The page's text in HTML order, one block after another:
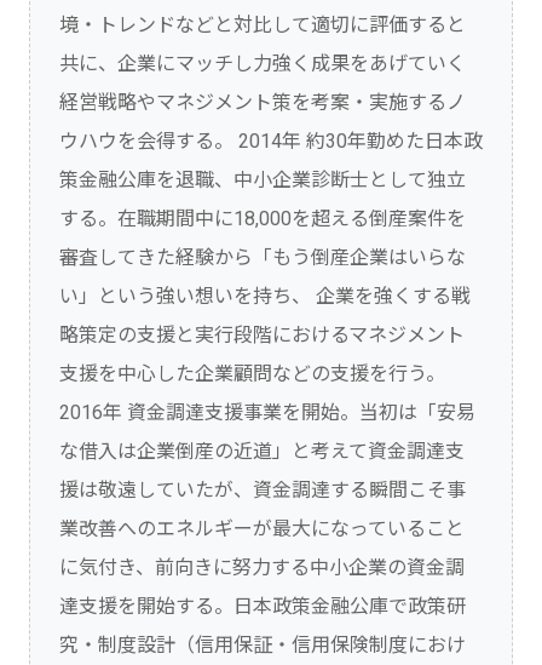
境・トレンドなどと対比して適切に評価すると
共に、企業にマッチし力強く成果をあげていく
経営戦略やマネジメント策を考案・実施するノ
ウハウを会得する。 2014年 約30年勤めた日本政
策金融公庫を退職、中小企業診断士として独立
する。在職期間中に18,000を超える倒産案件を
審査してきた経験から「もう倒産企業はいらな
い」という強い想いを持ち、 企業を強くする戦
略策定の支援と実行段階におけるマネジメント
支援を中心した企業顧問などの支援を行う。
2016年 資金調達支援事業を開始。当初は「安易
な借入は企業倒産の近道」と考えて資金調達支
援は敬遠していたが、資金調達する瞬間こそ事
業改善へのエネルギーが最大になっていること
に気付き、前向きに努力する中小企業の資金調
達支援を開始する。日本政策金融公庫で政策研
究・制度設計（信用保証・信用保険制度におけ